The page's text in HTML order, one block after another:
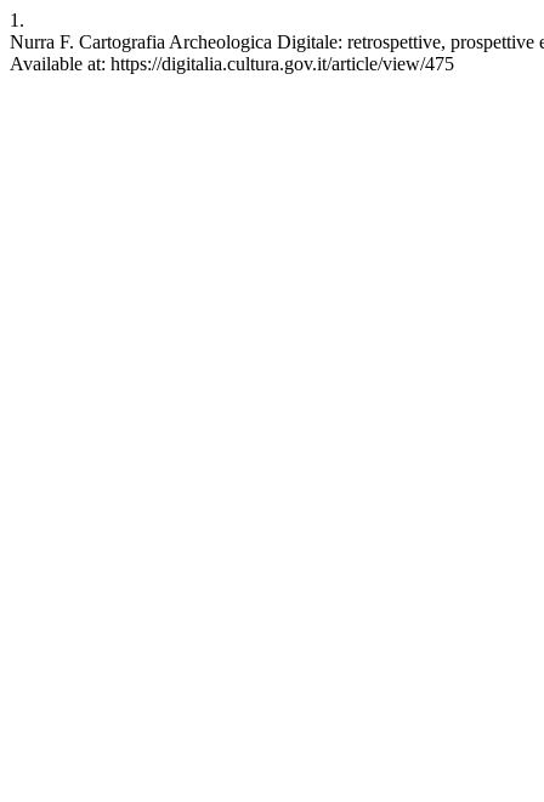
1.
Nurra F. Cartografia Archeologica Digitale: retrospettive,
Available at: https://digitalia.cultura.gov.it/article/view/475